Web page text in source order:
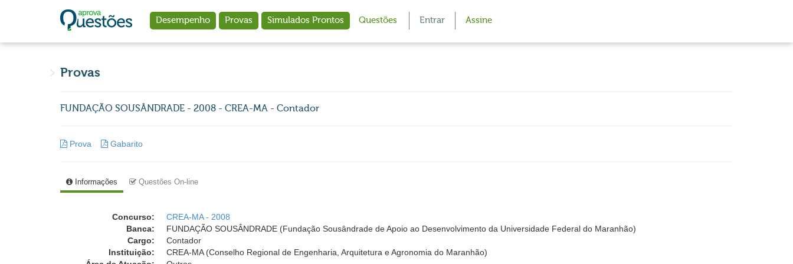
Desempenho Provas Simulados Prontos Questões Entrar Assine
Provas
FUNDAÇÃO SOUSÂNDRADE - 2008 - CREA-MA - Contador
Prova Gabarito
Informações Questões On-line
Concurso:
CREA-MA - 2008
Banca:
FUNDAÇÃO SOUSÂNDRADE (Fundação Sousândrade de Apoio ao Desenvolvimento da Universidade Federal do Maranhão)
Cargo:
Contador
Instituição:
CREA-MA (Conselho Regional de Engenharia, Arquitetura e Agronomia do Maranhão)